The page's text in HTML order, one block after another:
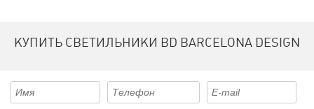
КУПИТЬ СВЕТИЛЬНИКИ BD BARCELONA DESIGN